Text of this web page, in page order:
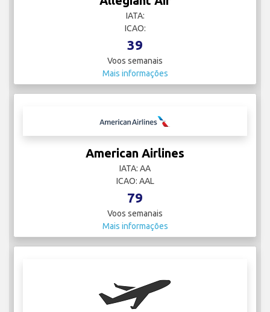
IATA:
ICAO:
39
Voos semanais
Mais informações
American Airlines
IATA: AA
ICAO: AAL
79
Voos semanais
Mais informações